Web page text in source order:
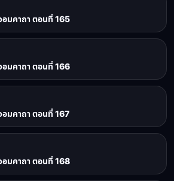
อมคาถา ตอนที่ 165
อมคาถา ตอนที่ 166
อมคาถา ตอนที่ 167
อมคาถา ตอนที่ 168